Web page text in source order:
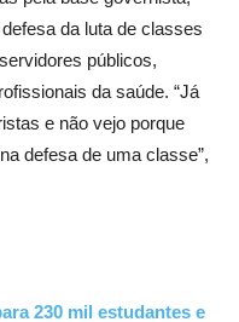
da luta de classes
públicos,
da saúde. “Já
e não vejo porque
defesa de uma classe”,
230 mil estudantes e